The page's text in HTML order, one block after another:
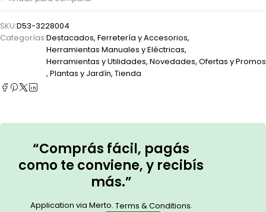
SKU:D53-3228004
Categorías:Destacados, Ferretería y Accesorios,
Herramientas Manuales y Eléctricas,
Herramientas y Utilidades, Novedades, Ofertas y Promos
, Plantas y Jardín, Tienda
“Comprás fácil, pagás
como te conviene, y recibís
más.”
Application via Merto. Terms & Conditions.